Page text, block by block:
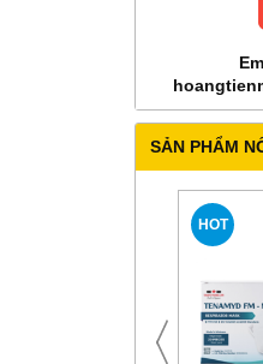
SẢN PHẨM
HOT